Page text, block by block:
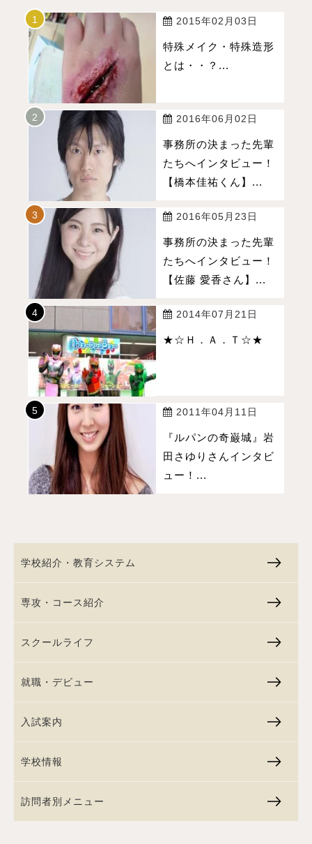
2015年02月03日
特殊メイク・特殊造形
とは・・？...
2016年06月02日
事務所の決まった先輩
たちへインタビュー！
【橋本佳祐くん】...
2016年05月23日
事務所の決まった先輩
たちへインタビュー！
【佐藤 愛香さん】...
2014年07月21日
★☆Ｈ．Ａ．Ｔ☆★
2011年04月11日
『ルパンの奇巌城』岩
田さゆりさんインタビ
ュー！...
学校紹介・教育システム
専攻・コース紹介
スクールライフ
就職・デビュー
入試案内
学校情報
訪問者別メニュー